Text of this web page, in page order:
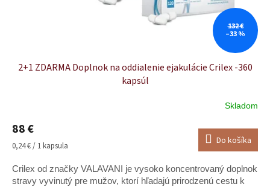
132 €
–33 %
2+1 ZDARMA Doplnok na oddialenie ejakulácie Crilex -360
kapsúl
Skladom
88 €
Jednotková
0,24 € / 1 kapsula Do košíka
Crilex od značky VALAVANI je vysoko koncentrovaný doplnok
stravy vyvinutý pre mužov, ktorí hľadajú prirodzenú cestu k